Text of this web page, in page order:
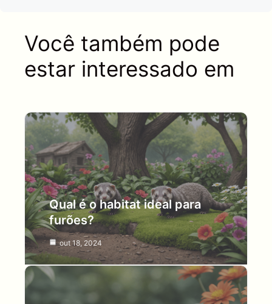
Você também pode
estar interessado em
Qual é o habitat ideal para
furões?
out 18, 2024